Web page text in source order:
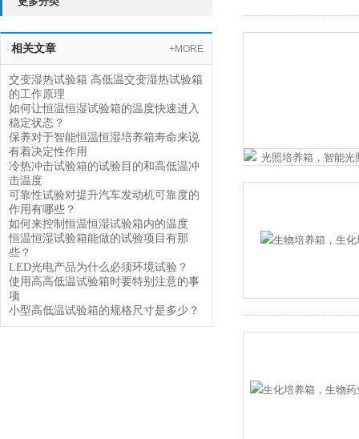
相关文章 +MORE
交变湿热试验箱 高低温交变湿热试验箱
的工作原理
如何让恒温恒湿试验箱的温度快速进入
稳定状态？
保养对于智能恒温恒湿培养箱寿命来说
有着决定性作用
冷热冲击试验箱的试验目的和高低温冲
击温度
可靠性试验对提升汽车发动机可靠度的
作用有哪些？
如何来控制恒温恒湿试验箱内的温度
恒温恒湿试验箱能做的试验项目有那
些？
LED光电产品为什么必须环境试验？
使用高高低温试验箱时要特别注意的事
项
小型高低温试验箱的规格尺寸是多少？